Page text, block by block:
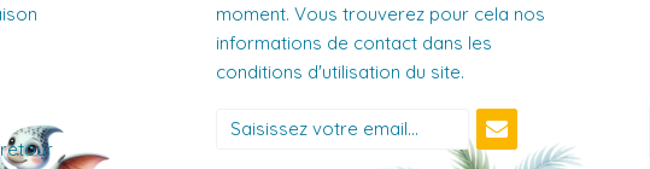
moment. Vous trouverez pour cela nos
informations de contact dans les
conditions d'utilisation du site.